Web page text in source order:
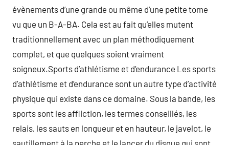
évènements d’une grande ou même d’une petite tome
vu que un B-A-BA. Cela est au fait qu’elles mutent
traditionnellement avec un plan méthodiquement
complet, et que quelques soient vraiment
soigneux.Sports d’athlétisme et d’endurance Les sports
d’athlétisme et d’endurance sont un autre type d’activité
physique qui existe dans ce domaine. Sous la bande, les
sports sont les affliction, les termes conseillés, les
relais, les sauts en longueur et en hauteur, le javelot, le
sautillement à la perche et le lancer du disque qui sont